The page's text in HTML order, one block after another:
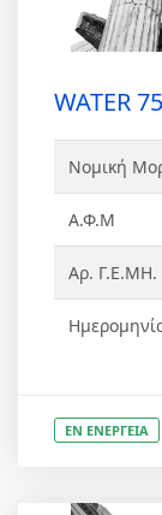
WATER
Νομική
Α.Φ.Μ
Αρ. Γ.Ε.ΜΗ.
ΕΝ ΕΝΕΡΓΕΙΑ